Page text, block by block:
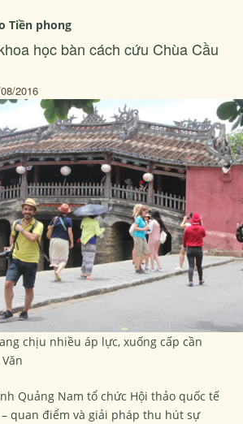
Tiền phong
học bàn cách cứu Chùa Cầu
2016
chịu nhiều áp lực, xuống cấp cần
Quảng Nam tổ chức Hội thảo quốc tế
quan điểm và giải pháp thu hút sự